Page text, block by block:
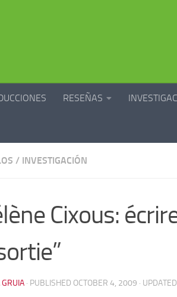
RESEÑAS
/ INVESTIGACIÓN
Cixous:
GRUIA · PUBLISHED OCTOBER 4, 2009 · UPDATED